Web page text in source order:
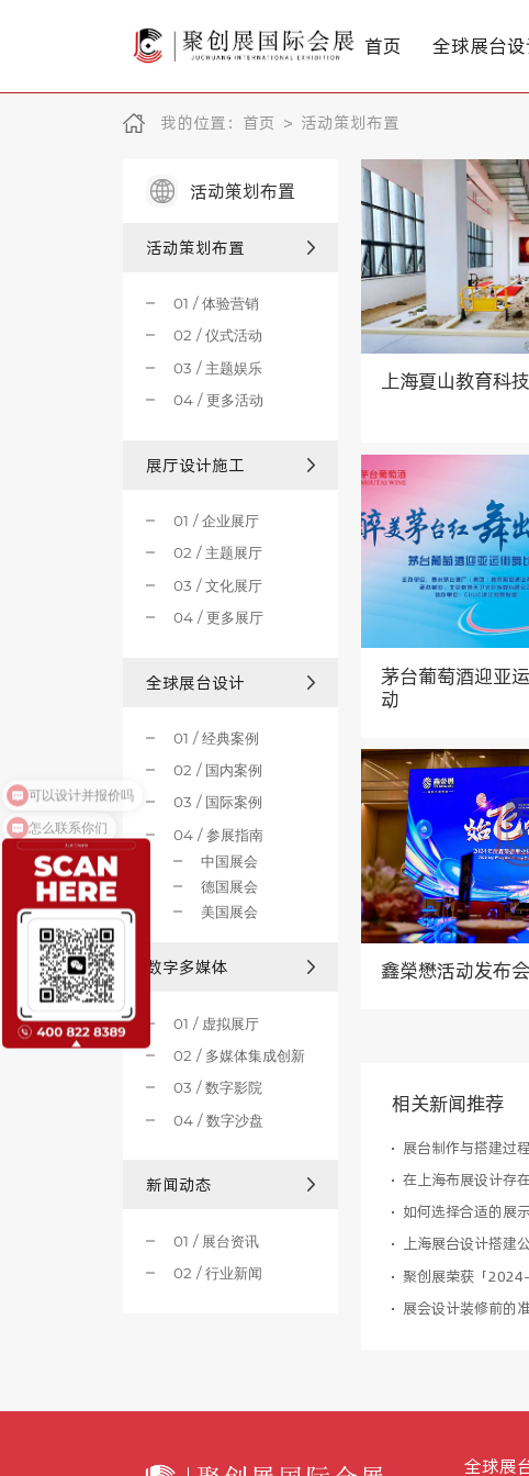
首页 全球展台
我的位置： 首页 > 活动策划布置
活动策划布置
活动策划布置
01 / 体验营销
02 / 仪式活动
03 / 主题娱乐
04 / 更多活动
展厅设计施工
01 / 企业展厅
02 / 主题展厅
03 / 文化展厅
04 / 更多展厅
全球展台设计
01 / 经典案例
02 / 国内案例
03 / 国际案例
04 / 参展指南
中国展会
德国展会
美国展会
数字多媒体
01 / 虚拟展厅
02 / 多媒体集成创新
03 / 数字影院
04 / 数字沙盘
新闻动态
01 / 展台资讯
02 / 行业新闻
上海夏山教育科
茅台葡萄酒迎亚
动
鑫榮懋活动发布会
相关新闻推荐
展台制作与搭建过
在上海布展设计存
如何选择合适的展
展会设计装修前的
全球展